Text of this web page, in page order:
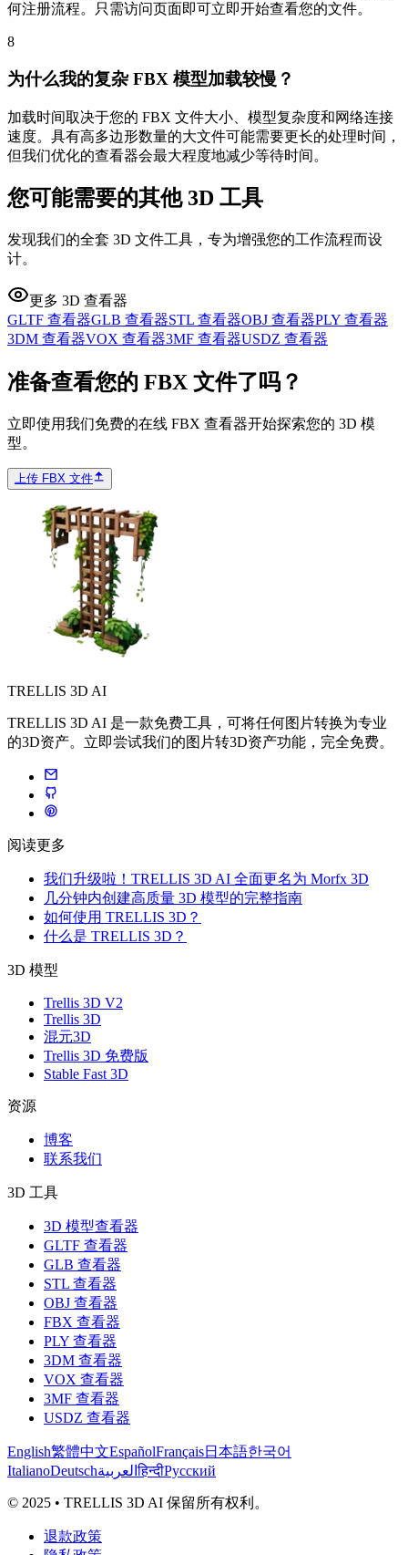
何注册流程。只需访问页面即可立即开始查看您的文件。
8
为什么我的复杂 FBX 模型加载较慢？
加载时间取决于您的 FBX 文件大小、模型复杂度和网络连接
速度。具有高多边形数量的大文件可能需要更长的处理时间，
但我们优化的查看器会最大程度地减少等待时间。
您可能需要的其他 3D 工具
发现我们的全套 3D 文件工具，专为增强您的工作流程而设
计。
更多 3D 查看器
GLTF 查看器GLB 查看器STL 查看器OBJ 查看器PLY 查看器
3DM 查看器VOX 查看器3MF 查看器USDZ 查看器
准备查看您的 FBX 文件了吗？
立即使用我们免费的在线 FBX 查看器开始探索您的 3D 模
型。
上传 FBX 文件
TRELLIS 3D AI
TRELLIS 3D AI 是一款免费工具，可将任何图片转换为专业
的3D资产。立即尝试我们的图片转3D资产功能，完全免费。
阅读更多
我们升级啦！TRELLIS 3D AI 全面更名为 Morfx 3D
几分钟内创建高质量 3D 模型的完整指南
如何使用 TRELLIS 3D？
什么是 TRELLIS 3D？
3D 模型
Trellis 3D V2
Trellis 3D
混元3D
Trellis 3D 免费版
Stable Fast 3D
资源
博客
联系我们
3D 工具
3D 模型查看器
GLTF 查看器
GLB 查看器
STL 查看器
OBJ 查看器
FBX 查看器
PLY 查看器
3DM 查看器
VOX 查看器
3MF 查看器
USDZ 查看器
English繁體中文EspañolFrançais日本語한국어
ItalianoDeutschالعربيةहिन्दीРусский
© 2025 • TRELLIS 3D AI 保留所有权利。
退款政策